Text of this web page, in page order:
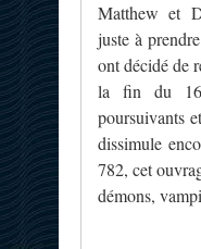
Matthew et
juste à
ont décidé de
la fin du
poursuivants
dissimule
782, cet
démons,